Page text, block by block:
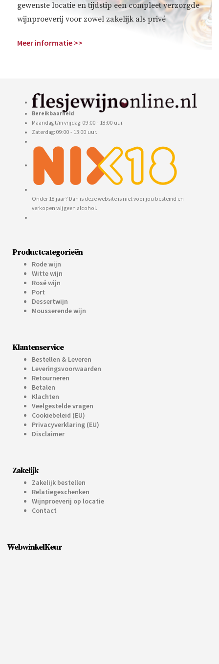
gewenste locatie en tijdstip een compleet verzorgde
wijnproeverij voor zowel zakelijk als privé
Meer informatie >>
Bereikbaarheid
Maandag t/m vrijdag: 09:00 - 18:00 uur.
Zaterdag: 09:00 - 13:00 uur.
Onder 18 jaar? Dan is deze website is niet voor jou bestemd en
verkopen wij geen alcohol.
Productcategorieën
Rode wijn
Witte wijn
Rosé wijn
Port
Dessertwijn
Mousserende wijn
Klantenservice
Bestellen & Leveren
Leveringsvoorwaarden
Retourneren
Betalen
Klachten
Veelgestelde vragen
Cookiebeleid (EU)
Privacyverklaring (EU)
Disclaimer
Zakelijk
Zakelijk bestellen
Relatiegeschenken
Wijnproeverij op locatie
Contact
WebwinkelKeur